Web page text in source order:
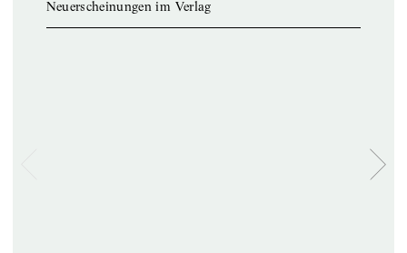
Neuerscheinungen im Verlag